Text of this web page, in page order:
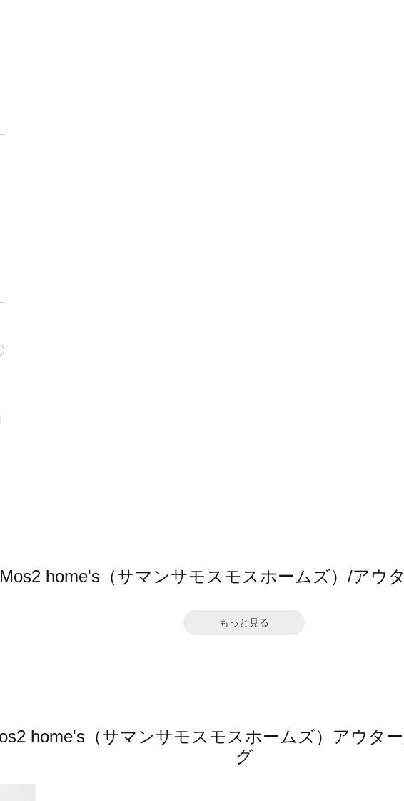
home's（サマンサモスモスホームズ）/アウ
もっと見る
home's（サマンサモスモスホームズ）アウタ
グ